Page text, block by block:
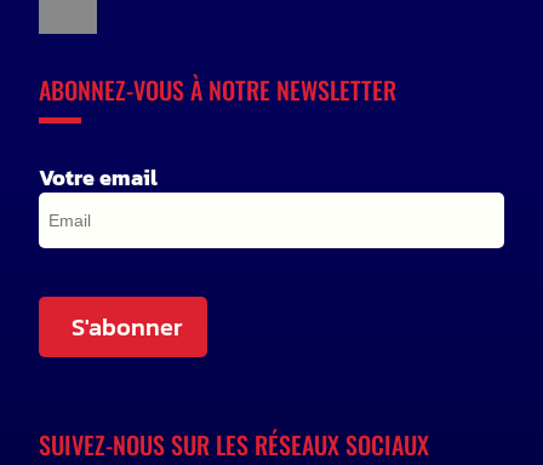
ABONNEZ-VOUS À NOTRE NEWSLETTER
Votre email
S'abonner
SUIVEZ-NOUS SUR LES RÉSEAUX SOCIAUX